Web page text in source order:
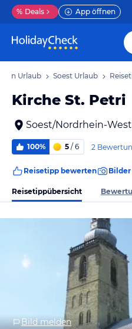
% Deals App öffnen
Urlaub Soest Urlaub
Kirche St. Petri
Soest/Nordrhein-
100% 5 / 6 2
Reisetipp bewerten
Reisetippübersicht
Bild melden